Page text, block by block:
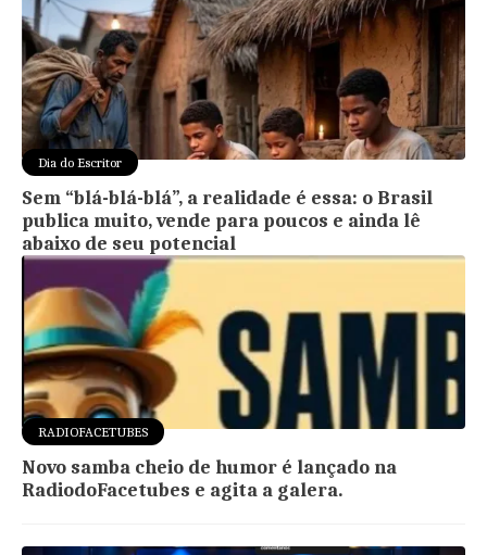
Dia do Escritor
Sem “blá-blá-blá”, a realidade é essa: o Brasil
publica muito, vende para poucos e ainda lê
abaixo de seu potencial
RADIOFACETUBES
Novo samba cheio de humor é lançado na
RadiodoFacetubes e agita a galera.